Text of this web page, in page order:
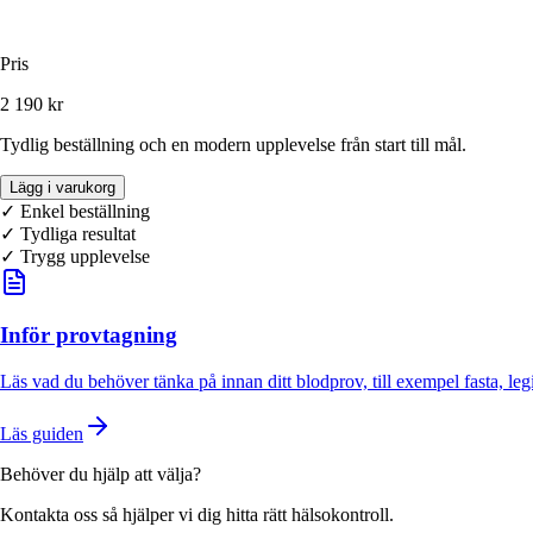
Pris
2 190 kr
Tydlig beställning och en modern upplevelse från start till mål.
Lägg i varukorg
✓ Enkel beställning
✓ Tydliga resultat
✓ Trygg upplevelse
Inför provtagning
Läs vad du behöver tänka på innan ditt blodprov, till exempel fasta,
Läs guiden
Behöver du hjälp att välja?
Kontakta oss så hjälper vi dig hitta rätt hälsokontroll.